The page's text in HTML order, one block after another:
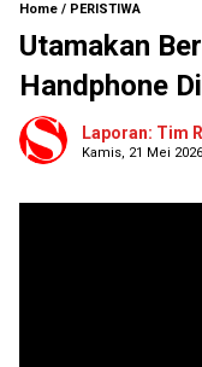
Home / PERISTIWA
Utamakan
Handphone
Laporan: Tim
Kamis, 21 Mei